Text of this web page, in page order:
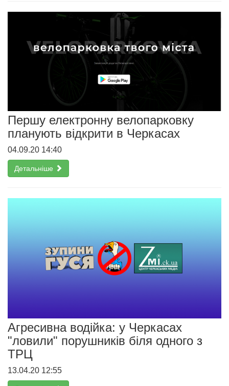
Першу електронну велопарковку
планують відкрити в Черкасах
04.09.20 14:40
Детальніше
Агресивна водійка: у Черкасах
"ловили" порушників біля одного з
ТРЦ
13.04.20 12:55